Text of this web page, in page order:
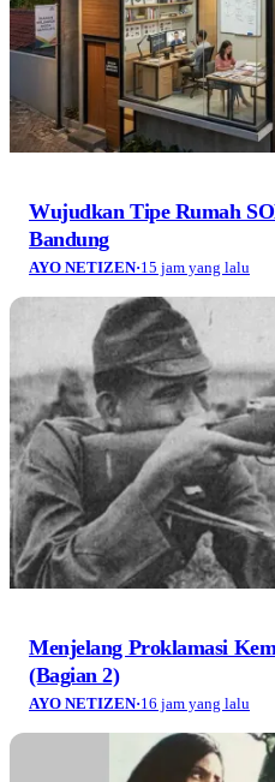
Wujudkan Tipe Rumah
Bandung
AYO NETIZEN·15 jam yang lalu
Menjelang Proklamasi
(Bagian 2)
AYO NETIZEN·16 jam yang lalu